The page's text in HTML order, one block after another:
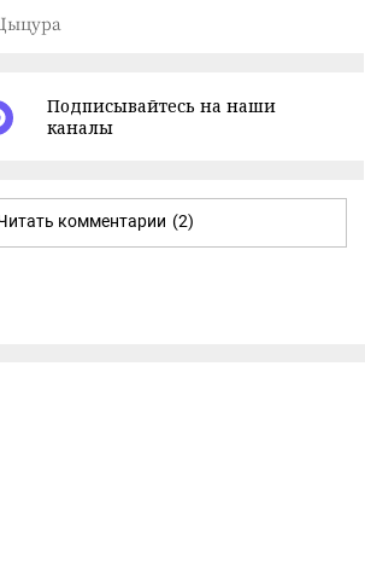
Подписывайтесь на наши
каналы
комментарии (2)